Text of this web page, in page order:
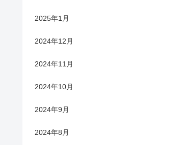
2025年1月
2024年12月
2024年11月
2024年10月
2024年9月
2024年8月